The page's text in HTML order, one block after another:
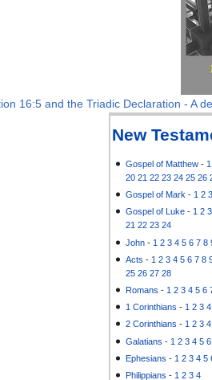
16:5 and the Triadic Declaration - A
New
Gospel of Matthew - 1
20 21 22 23 24 25 26
Gospel of Mark - 1 2 3
Gospel of Luke - 1 2 3
21 22 23 24
John - 1 2 3 4 5 6 7 8
Acts - 1 2 3 4 5 6 7 8
25 26 27 28
Romans - 1 2 3 4 5 6
1 Corinthians - 1 2 3 4
2 Corinthians - 1 2 3 4
Galatians - 1 2 3 4 5 6
Ephesians - 1 2 3 4 5
Philippians - 1 2 3 4